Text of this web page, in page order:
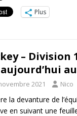
Plus
– Division
2021 Nico
la devanture de
en suivant une